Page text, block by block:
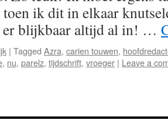
toen ik dit in elkaar
er blijkbaar altijd al in! …
| Tagged Azra, carien touwen,
, nu, parelz, tijdschrift, vroeger | Leave a